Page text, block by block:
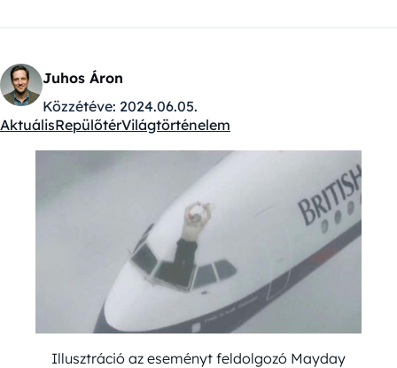
Juhos Áron
Közzétéve: 2024.06.05.
Kategóriák:
AktuálisRepülőtérVilágtörténelem
Illusztráció az eseményt feldolgozó Mayday